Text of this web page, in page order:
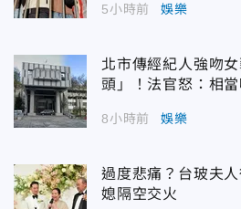
5小時前 娛樂
北市傳經紀人強吻
頭」！法官怒：相
8小時前 娛樂
過度悲痛？台玻夫
媳隔空交火